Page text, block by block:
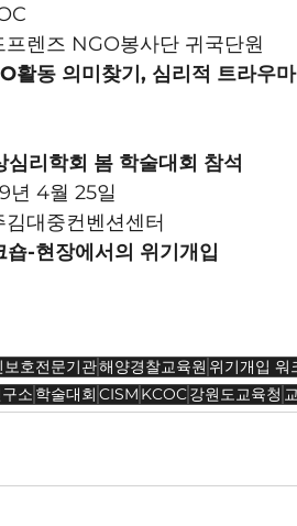
프렌즈 NGO봉사단 귀국단원
활동 의미찾기, 심리적 트라우
리학회 봄 학술대회 참석
년 4월 25일
대중컨벤션센터
숍-현장에서의 위기개입
보호전문기관해양경찰교육원 위기개입 워
소 학술대회 CISM KCOC강원도교육청